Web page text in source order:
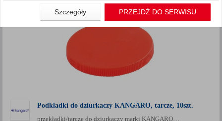
Podkładki do dziurkaczy KANGARO, tarcze, 10szt.
przekładki/tarcze do dziurkaczy marki KANGARO…
Jeśli nie chcesz wyrazić zgody lub ograniczyć jej zakres, kliknij
„Szczegóły”, gdzie znajdziesz wszelkie informacje o tym jak to
zrobić . Te same informacje znajdziesz także na podstronie z
naszą polityką prywatności obowiązującą od 25 maja 2018.
W przypadku użytkowników zalogowanych, aby umożliwić
prawidłową realizację Umowy z Państwem i związane z tym
prawidłowe działanie naszej strony www, a w szczególności
czy cenach indywidualnych, ważna jest Państwa wcześniejsza
zgoda której udzieliliście podczas zakładania konta.
Szczegóły PRZEJDŹ DO SERWISU